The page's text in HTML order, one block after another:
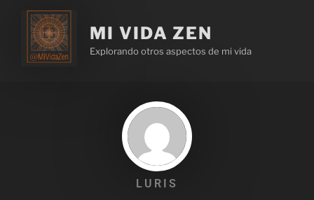
MI VIDA ZEN
Explorando otros aspectos de mi vida
LURIS